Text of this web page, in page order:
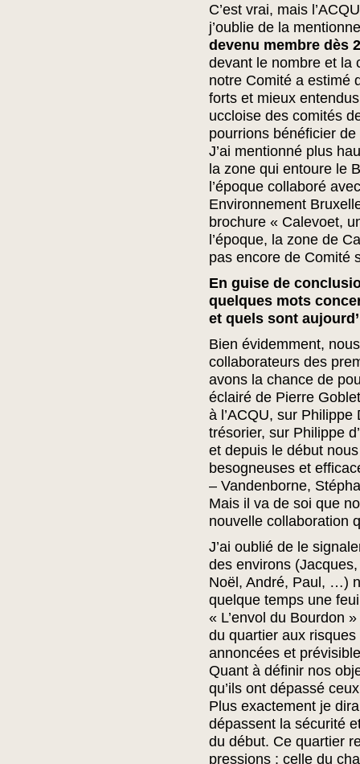
C’est vrai, mais
j’oublie de la
devenu membre dès
devant le nombre et la
notre Comité a estimé
forts et mieux
uccloise des comités
pourrions bénéficier
J’ai mentionné plus
la zone qui entoure le
l’époque collaboré
Environnement
brochure « Calevoet,
l’époque, la zone de
pas encore de Comité
En guise de
quelques mots
et quels sont
Bien évidemment,
collaborateurs des
avons la chance de
éclairé de Pierre
à l’ACQU, sur
trésorier, sur Philippe
et depuis le début
besogneuses et
– Vandenborne,
Mais il va de soi que
nouvelle collaboration
J’ai oublié de le
des environs
Noël, André, Paul, …)
quelque temps une
« L’envol du Bourdon
du quartier aux
annoncées et
Quant à définir nos
qu’ils ont dépassé
Plus exactement je
dépassent la sécurité
du début. Ce quartier
pressions : celle du